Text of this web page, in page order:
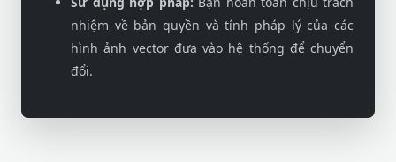
nhiệm về bản quyền và tính pháp lý của các
hình ảnh vector đưa vào hệ thống để chuyển
đổi.